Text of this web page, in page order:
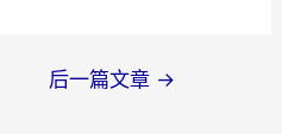
后一篇文章 →